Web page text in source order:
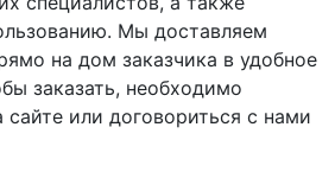
Мы доставляем
на дом заказчика в удобное
заказать, необходимо
сайте или договориться с нами